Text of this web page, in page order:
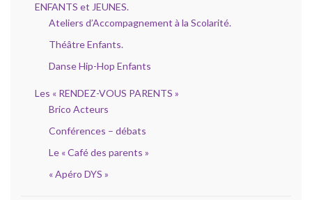
ENFANTS et JEUNES.
Ateliers d’Accompagnement à la Scolarité.
Théâtre Enfants.
Danse Hip-Hop Enfants
Les « RENDEZ-VOUS PARENTS »
Brico Acteurs
Conférences – débats
Le « Café des parents »
« Apéro DYS »